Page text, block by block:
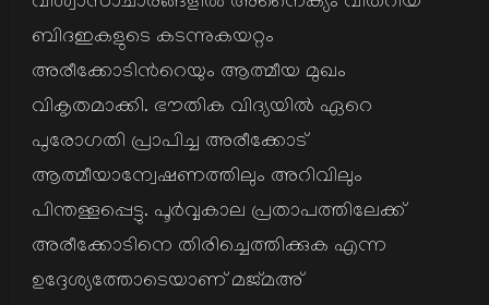
ബിദഇകളുടെ കടന്നുകയറ്റം
അരീക്കോടിന്‍റെയും ആത്മീയ മുഖം
വികൃതമാക്കി. ഭൗതിക വിദ്യയില്‍ ഏറെ
പുരോഗതി പ്രാപിച്ച അരീക്കോട്
ആത്മീയാന്വേഷണത്തിലും അറിവിലും
പിന്തള്ളപ്പെട്ടു. പൂര്‍വ്വകാല പ്രതാപത്തിലേക്ക്
അരീക്കോടിനെ തിരിച്ചെത്തിക്കുക എന്ന
ഉദ്ദേശ്യത്തോടെയാണ് മജ്മഅ്